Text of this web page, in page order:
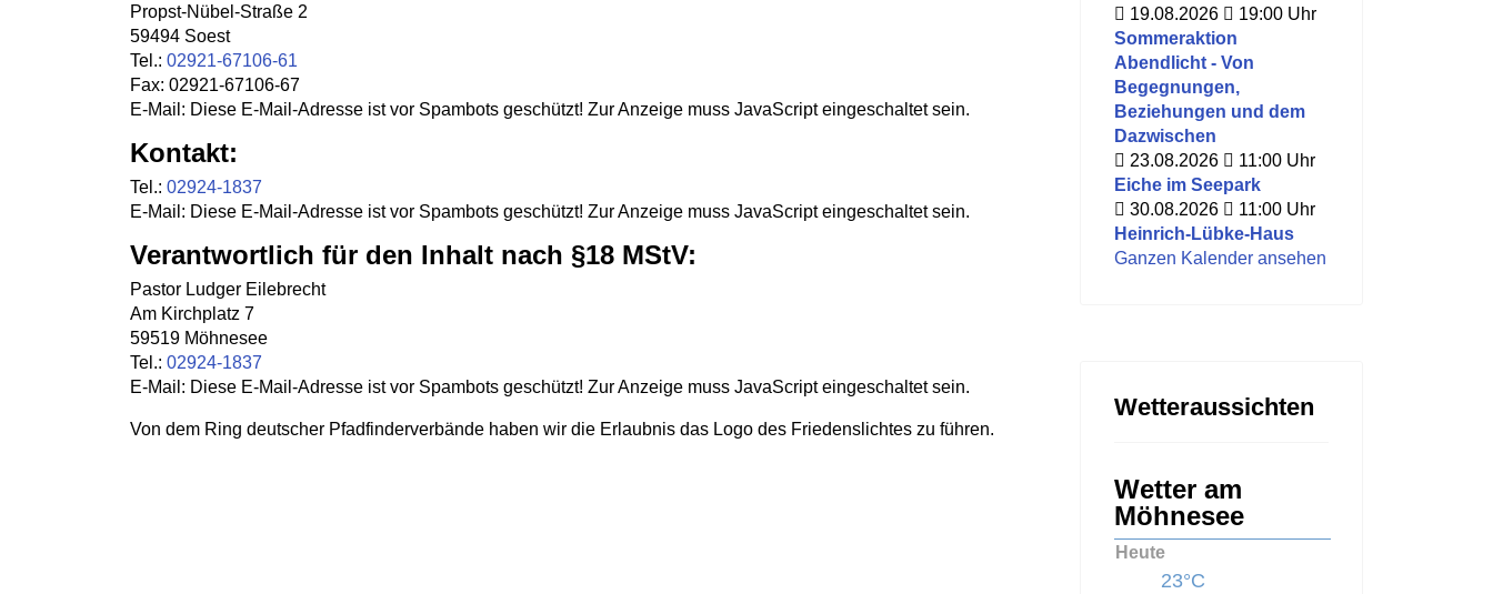
Propst-Nübel-Straße 2
59494 Soest
Tel.: 02921-67106-61
Fax: 02921-67106-67
E-Mail: Diese E-Mail-Adresse ist vor Spambots geschützt! Zur Anzeige muss JavaScript eingeschaltet sein.
Kontakt:
Tel.: 02924-1837
E-Mail: Diese E-Mail-Adresse ist vor Spambots geschützt! Zur Anzeige muss JavaScript eingeschaltet sein.
Verantwortlich für den Inhalt nach §18 MStV:
Pastor Ludger Eilebrecht
Am Kirchplatz 7
59519 Möhnesee
Tel.: 02924-1837
E-Mail: Diese E-Mail-Adresse ist vor Spambots geschützt! Zur Anzeige muss JavaScript eingeschaltet sein.
Von dem Ring deutscher Pfadfinderverbände haben wir die Erlaubnis das Logo des Friedenslichtes zu führen.
19.08.2026
19:00 Uhr
Sommeraktion
Abendlicht - Von
Begegnungen,
Beziehungen und dem
Dazwischen
23.08.2026
11:00 Uhr
Eiche im Seepark
30.08.2026
11:00 Uhr
Heinrich-Lübke-Haus
Ganzen Kalender ansehen
Wetteraussichten
Wetter am
Möhnesee
Heute
23°C